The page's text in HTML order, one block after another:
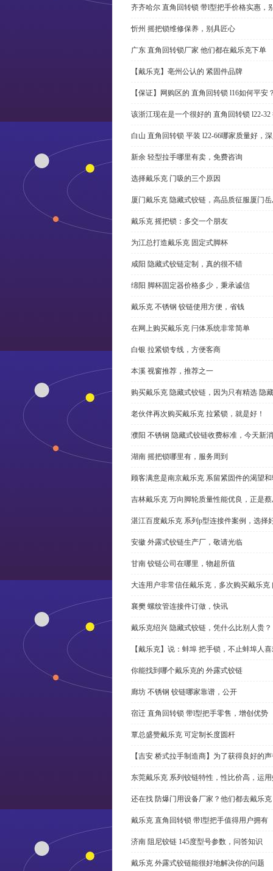
齐齐哈尔 直角回转锁 带l型把手价格实惠，
忻州 摇把锁维修保养，别具匠心
广东 直角回转锁厂家 他们都在戴乐克下单
【戴乐克】亳州公认的 紧固件品牌
【保证】网购区的 直角回转锁 l16如何平安
该浙江现在是一个很好的 直角回转锁 l22-
白山 直角回转锁 平装 l22-66哪家质量好，
新余 轻型拉手哪里有卖，免费咨询
选择戴乐克 门吸的三个原因
厦门戴乐克 隐藏式铰链，高品质征服厦门
戴乐克 摇把锁：多交一个朋友
为江总打造戴乐克 固定式脚杯
咸阳 隐藏式铰链定制，真的很不错
绵阳 脚杯固定器价格多少，秉承诚信
戴乐克 不锈钢 铰链使用方便，省钱
在网上购买戴乐克 闩体系统非常简单
白银 拉紧锁专线，方便客商
本溪 视窗推荐，推荐之一
购买戴乐克 隐藏式铰链，因为只有精选 隐
老伙伴再次购买戴乐克 拉紧锁，就是好！
濮阳 不锈钢 隐藏式铰链收费标准，今天新
湖南 摇把锁哪里有，服务周到
顾客满意是南京戴乐克 系留紧固件的渴望
吉林戴乐克 万向脚轮质量性能优良，正是
湛江百度戴乐克 系列p型连接件案例，选择
安徽 外露式铰链生产厂，敬请光临
甘南 铰链公司在哪里，物超所值
大连用户非常信任戴乐克，多次购买戴乐克
襄樊 螺纹管连接件订做，快讯
戴乐克绍兴 隐藏式铰链，凭什么比别人贵？
【戴乐克】说：蚌埠 把手锁，不止蚌埠人
你能找到哪个戴乐克的 外露式铰链
廊坊 不锈钢 铰链哪家靠谱，公开
宿迁 直角回转锁 带l型把手零售，增创优势
覃总盛赞戴乐克 可定制长度圆杆
【吉安 桥式拉手制造商】为了获得良好的
东莞戴乐克 系列铰链特性，性比价高，运
还在找 防爆门用设备厂家？他们都去戴乐克
戴乐克 直角回转锁 带l型把手值得用户拥有
济南 阻尼铰链 145度型号参数，问答知识
戴乐克 外露式铰链能很好地解决你的问题